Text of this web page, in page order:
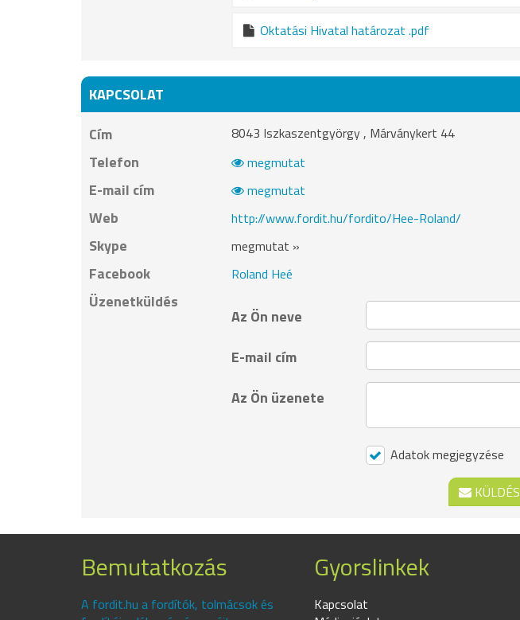
Oktatási Hivatal határozat .pdf
KAPCSOLAT
Cím
8043 Iszkaszentgyörgy , Márványkert 44
Telefon megmutat
E-mail cím megmutat
Web http://www.fordit.hu/fordito/Hee-Roland/
Skype megmutat »
Facebook Roland Heé
Üzenetküldés
Az Ön neve
E-mail cím
Az Ön üzenete
Adatok megjegyzése
KÜLDÉS
Bemutatkozás
A fordit.hu a fordítók, tolmácsok és
Gyorslinkek
Kapcsolat